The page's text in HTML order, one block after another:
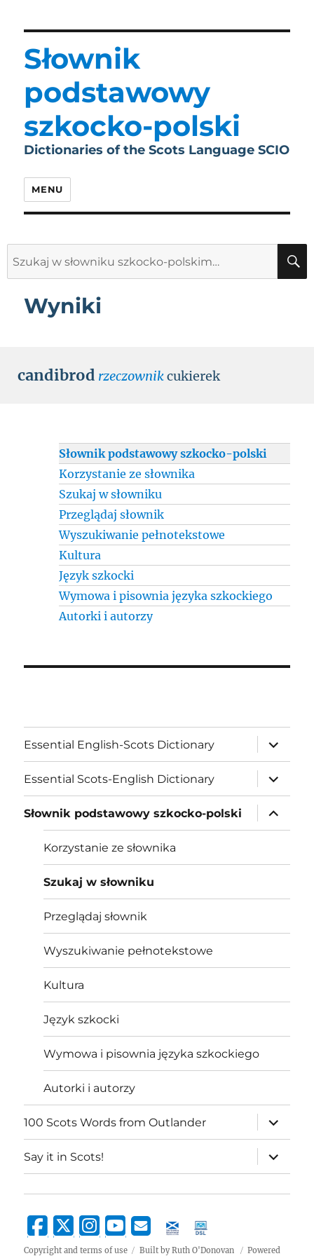
Słownik
podstawowy
szkocko-polski
Dictionaries of the Scots Language SCIO
MENU
Wyniki
candibrod rzeczownikcukierek
Słownik podstawowy szkocko-polski
Korzystanie ze słownika
Szukaj w słowniku
Przeglądaj słownik
Wyszukiwanie pełnotekstowe
Kultura
Język szkocki
Wymowa i pisownia języka szkockiego
Autorki i autorzy
Essential English-Scots Dictionary
expand
child
menu
Essential Scots-English Dictionary
expand
child
menu
Słownik podstawowy szkocko-polski
expand
child
menu
Korzystanie ze słownika
Szukaj w słowniku
Przeglądaj słownik
Wyszukiwanie pełnotekstowe
Kultura
Język szkocki
Wymowa i pisownia języka szkockiego
Autorki i autorzy
100 Scots Words from Outlander
expand
child
menu
Say it in Scots!
expand
child
menu
Copyright and terms of use Built by Ruth O'Donovan Powered